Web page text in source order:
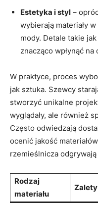
Estetyka i styl –
wybierają materiały
mody. Detale takie
znacząco wpłynąć
W praktyce, proces
jak sztuka. Szewcy
stworzyć unikalne
wyglądały, ale również
Często odwiedzają
ocenić jakość
rzemieślnicza
Rodzaj
materiału
Zalety